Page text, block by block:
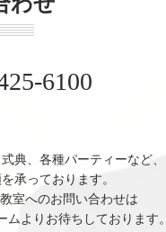
6100
典、各種パーティーなど、
承っております。
室へのお問い合わせは
よりお待ちしております。